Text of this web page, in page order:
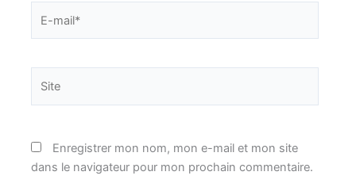
mail*
Enregistrer mon nom, mon e-mail et mon site
dans le navigateur pour mon prochain commentaire.